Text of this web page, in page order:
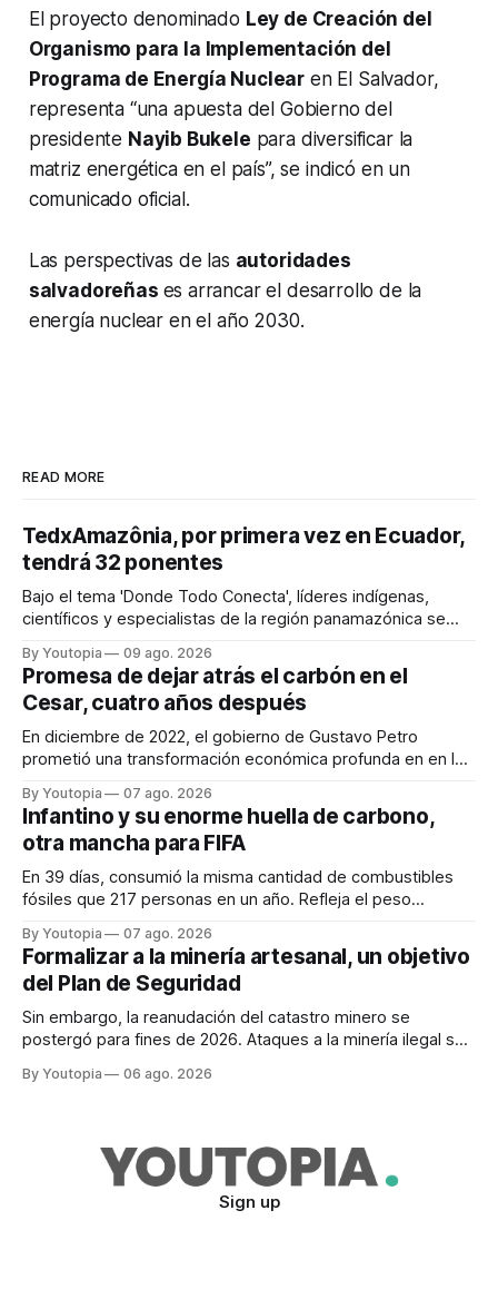
El proyecto denominado Ley de Creación del
Organismo para la Implementación del
Programa de Energía Nuclear en El Salvador,
representa “una apuesta del Gobierno del
presidente Nayib Bukele para diversificar la
matriz energética en el país”, se indicó en un
comunicado oficial.
Las perspectivas de las autoridades
salvadoreñas es arrancar el desarrollo de la
energía nuclear en el año 2030.
READ MORE
TedxAmazônia, por primera vez en Ecuador,
tendrá 32 ponentes
Bajo el tema 'Donde Todo Conecta', líderes indígenas,
científicos y especialistas de la región panamazónica se
By Youtopia 09 ago. 2026
Promesa de dejar atrás el carbón en el
Cesar, cuatro años después
En diciembre de 2022, el gobierno de Gustavo Petro
prometió una transformación económica profunda en en la
By Youtopia 07 ago. 2026
Infantino y su enorme huella de carbono,
otra mancha para FIFA
En 39 días, consumió la misma cantidad de combustibles
fósiles que 217 personas en un año. Refleja el peso
By Youtopia 07 ago. 2026
Formalizar a la minería artesanal, un objetivo
del Plan de Seguridad
Sin embargo, la reanudación del catastro minero se
postergó para fines de 2026. Ataques a la minería ilegal se
By Youtopia 06 ago. 2026
Sign up